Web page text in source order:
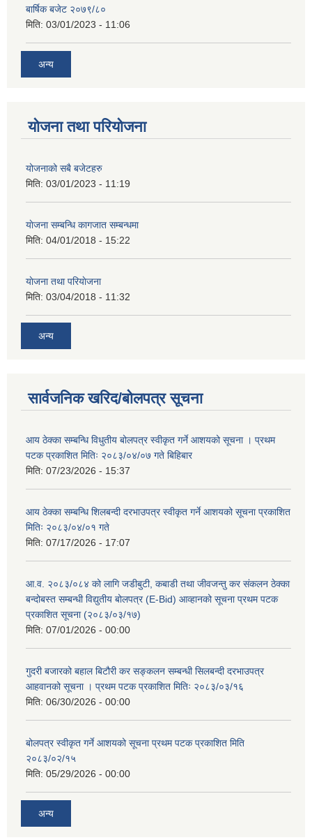
बार्षिक बजेट २०७९/८०
मिति: 03/01/2023 - 11:06
अन्य
योजना तथा परियोजना
योजनाको सबै बजेटहरु
मिति: 03/01/2023 - 11:19
याेजना सम्बन्धि कागजात सम्बन्धमा
मिति: 04/01/2018 - 15:22
याेजना तथा परियाेजना
मिति: 03/04/2018 - 11:32
अन्य
सार्वजनिक खरिद/बोलपत्र सूचना
आय ठेक्का सम्बन्धि विधुतीय बोलपत्र स्वीकृत गर्ने आशयको सूचना । प्रथम
पटक प्रकाशित मितिः २०८३/०४/०७ गते बिहिबार
मिति: 07/23/2026 - 15:37
आय ठेक्का सम्बन्धि शिलबन्दी दरभाउपत्र स्वीकृत गर्ने आशयको सूचना प्रकाशित
मितिः २०८३/०४/०१ गते
मिति: 07/17/2026 - 17:07
आ.व. २०८३/०८४ को लागि जडीबुटी, कबाडी तथा जीवजन्तु कर संकलन ठेक्का
बन्दोबस्त सम्बन्धी विद्युतीय बोलपत्र (E-Bid) आव्हानको सूचना प्रथम पटक
प्रकाशित सूचना (२०८३/०३/१७)
मिति: 07/01/2026 - 00:00
गुदरी बजारको बहाल बिटौरी कर सङ्कलन सम्बन्धी सिलबन्दी दरभाउपत्र
आहवानको सूचना । प्रथम पटक प्रकाशित मितिः २०८३/०३/१६
मिति: 06/30/2026 - 00:00
बोलपत्र स्वीकृत गर्ने आशयको सूचना प्रथम पटक प्रकाशित मिति
२०८३/०२/१५
मिति: 05/29/2026 - 00:00
अन्य